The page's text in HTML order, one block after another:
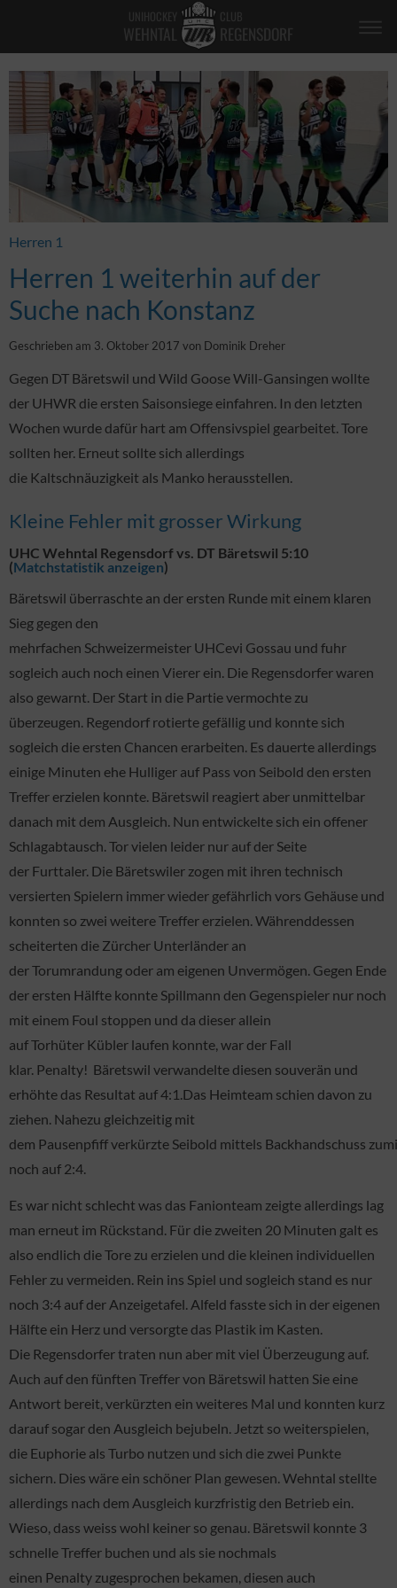
UNIHOCKEY
WEHNTAL
CLUB
REGENSDORF
Herren 1
Herren 1 weiterhin auf der
Suche nach Konstanz
Geschrieben am 3. Oktober 2017 von Dominik Dreher
Gegen DT Bäretswil und Wild Goose Will-Gansingen wollte
der UHWR die ersten Saisonsiege einfahren. In den letzten
Wochen wurde dafür hart am Offensivspiel gearbeitet. Tore
sollten her. Erneut sollte sich allerdings
die Kaltschnäuzigkeit als Manko herausstellen.
Kleine Fehler mit grosser Wirkung
UHC Wehntal Regensdorf vs. DT Bäretswil 5:10
(Matchstatistik anzeigen)
Bäretswil überraschte an der ersten Runde mit einem klaren
Sieg gegen den
mehrfachen Schweizermeister UHCevi Gossau und fuhr
sogleich auch noch einen Vierer ein. Die Regensdorfer waren
also gewarnt. Der Start in die Partie vermochte zu
überzeugen. Regendorf rotierte gefällig und konnte sich
sogleich die ersten Chancen erarbeiten. Es dauerte allerdings
einige Minuten ehe Hulliger auf Pass von Seibold den ersten
Treffer erzielen konnte. Bäretswil reagiert aber unmittelbar
danach mit dem Ausgleich. Nun entwickelte sich ein offener
Schlagabtausch. Tor vielen leider nur auf der Seite
der Furttaler. Die Bäretswiler zogen mit ihren technisch
versierten Spielern immer wieder gefährlich vors Gehäuse und
konnten so zwei weitere Treffer erzielen. Währenddessen
scheiterten die Zürcher Unterländer an
der Torumrandung oder am eigenen Unvermögen. Gegen Ende
der ersten Hälfte konnte Spillmann den Gegenspieler nur noch
mit einem Foul stoppen und da dieser allein
auf Torhüter Kübler laufen konnte, war der Fall
klar. Penalty! Bäretswil verwandelte diesen souverän und
erhöhte das Resultat auf 4:1.Das Heimteam schien davon zu
ziehen. Nahezu gleichzeitig mit
dem Pausenpfiff verkürzte Seibold mittels Backhandschuss
noch auf 2:4.
Es war nicht schlecht was das Fanionteam zeigte allerdings lag
man erneut im Rückstand. Für die zweiten 20 Minuten galt es
also endlich die Tore zu erzielen und die kleinen individuellen
Fehler zu vermeiden. Rein ins Spiel und sogleich stand es nur
noch 3:4 auf der Anzeigetafel. Alfeld fasste sich in der eigenen
Hälfte ein Herz und versorgte das Plastik im Kasten.
Die Regensdorfer traten nun aber mit viel Überzeugung auf.
Auch auf den fünften Treffer von Bäretswil hatten Sie eine
Antwort bereit, verkürzten ein weiteres Mal und konnten kurz
darauf sogar den Ausgleich bejubeln. Jetzt so weiterspielen,
die Euphorie als Turbo nutzen und sich die zwei Punkte
sichern. Dies wäre ein schöner Plan gewesen. Wehntal stellte
allerdings nach dem Ausgleich kurzfristig den Betrieb ein.
Wieso, dass weiss wohl keiner so genau. Bäretswil konnte 3
schnelle Treffer buchen und als sie nochmals
einen Penalty zugesprochen bekamen, diesen auch